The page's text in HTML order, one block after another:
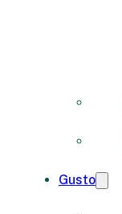
Gusto